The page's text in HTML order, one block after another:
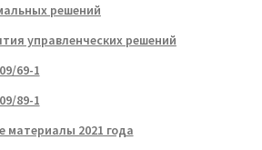
решений
управленческих решений
69-1
89-1
материалы 2021 года